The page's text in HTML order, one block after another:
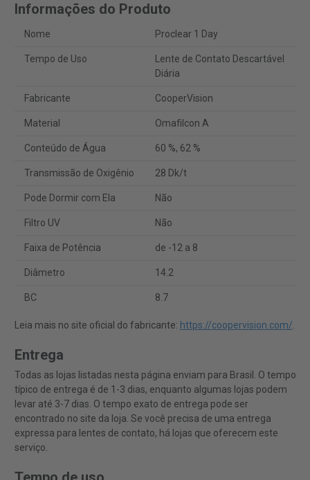
Informações do Produto
Nome Proclear 1 Day
Tempo de Uso
Lente de Contato Descartável
Diária
Fabricante CooperVision
Material Omafilcon A
Conteúdo de Água 60 %, 62 %
Transmissão de Oxigênio 28 Dk/t
Pode Dormir com Ela Não
Filtro UV Não
Faixa de Potência de -12 a 8
Diâmetro 14.2
BC 8.7
Leia mais no site oficial do fabricante: https://coopervision.com/.
Entrega
Todas as lojas listadas nesta página enviam para Brasil. O tempo
típico de entrega é de 1-3 dias, enquanto algumas lojas podem
levar até 3-7 dias. O tempo exato de entrega pode ser
encontrado no site da loja. Se você precisa de uma entrega
expressa para lentes de contato, há lojas que oferecem este
serviço.